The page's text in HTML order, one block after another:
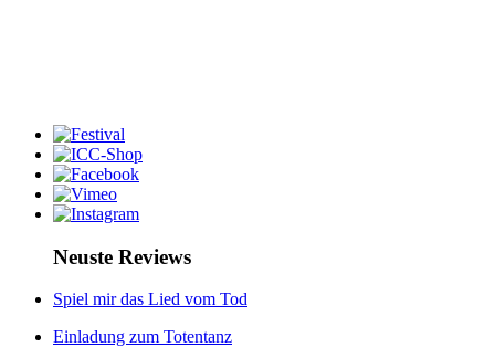
Neuste Reviews
Spiel mir das Lied vom Tod
Einladung zum Totentanz